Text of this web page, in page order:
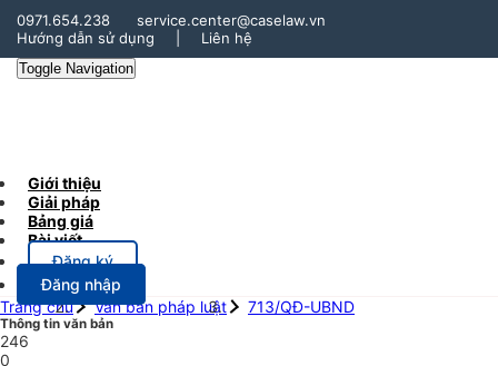
0971.654.238
service.center@caselaw.vn
Hướng dẫn sử dụng
Liên hệ
Toggle Navigation
Giới thiệu
Giải pháp
Bảng giá
Bài viết
Đăng ký
Đăng nhập
Trang chủ
Văn bản pháp luật 713/QĐ-UBND
Thông tin văn bản
246
0